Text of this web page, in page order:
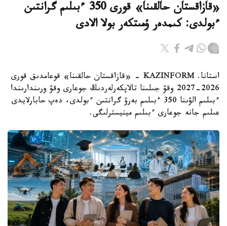
«قازاقستان حالقىنا» قورى 350 ءبىلىم گرانتىن
ءبولدى: كىمدەر ۇمىتكەر بولا الادى
استانا. KAZINFORM - «قازاقستان حالقىنا» قوعامدىق قورى
2026-2027 وقۋ جىلىنا تالاپكەرلەردىڭ جوعارى وقۋ ورىندارىندا
ءبىلىم الۋىنا 350 ءبىلىم بەرۋ گرانتىن ءبولدى، دەپ حابارلايدى
عىلىم جانە جوعارى ءبىلىم مينيسترلىگى.